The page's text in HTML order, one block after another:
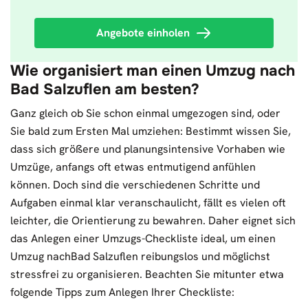
Angebote einholen
Wie organisiert man einen Umzug nach
Bad Salzuflen am besten?
Ganz gleich ob Sie schon einmal umgezogen sind, oder
Sie bald zum Ersten Mal umziehen: Bestimmt wissen Sie,
dass sich größere und planungsintensive Vorhaben wie
Umzüge, anfangs oft etwas entmutigend anfühlen
können. Doch sind die verschiedenen Schritte und
Aufgaben einmal klar veranschaulicht, fällt es vielen oft
leichter, die Orientierung zu bewahren. Daher eignet sich
das Anlegen einer Umzugs-Checkliste ideal, um einen
Umzug nachBad Salzuflen reibungslos und möglichst
stressfrei zu organisieren. Beachten Sie mitunter etwa
folgende Tipps zum Anlegen Ihrer Checkliste: